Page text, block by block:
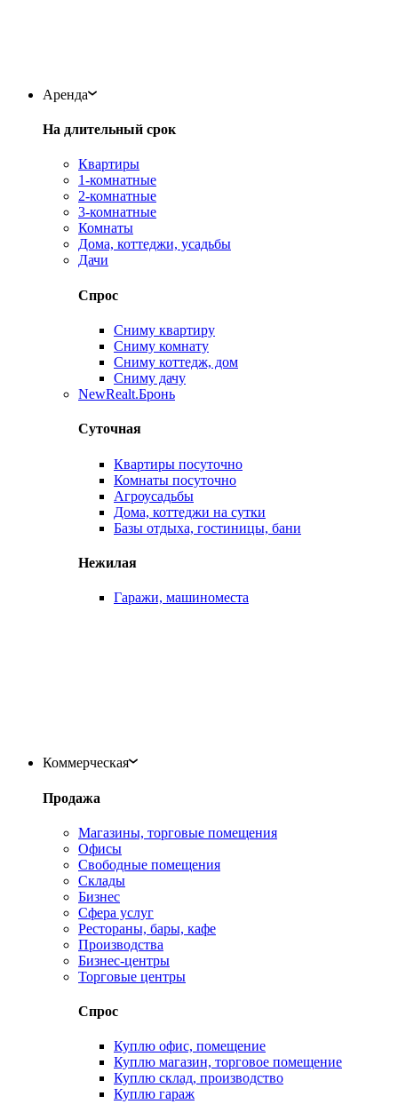
Аренда
На длительный срок
Квартиры
1-комнатные
2-комнатные
3-комнатные
Комнаты
Дома, коттеджи, усадьбы
Дачи
Спрос
Сниму квартиру
Сниму комнату
Сниму коттедж, дом
Сниму дачу
NewRealt.Бронь
Суточная
Квартиры посуточно
Комнаты посуточно
Агроусадьбы
Дома, коттеджи на сутки
Базы отдыха, гостиницы, бани
Нежилая
Гаражи, машиноместа
Коммерческая
Продажа
Магазины, торговые помещения
Офисы
Свободные помещения
Склады
Бизнес
Сфера услуг
Рестораны, бары, кафе
Производства
Бизнес-центры
Торговые центры
Спрос
Куплю офис, помещение
Куплю магазин, торговое помещение
Куплю склад, производство
Куплю гараж